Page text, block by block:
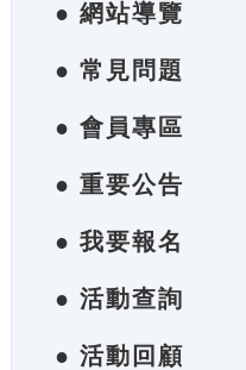
● 網站導覽
● 常見問題
● 會員專區
● 重要公告
● 我要報名
● 活動查詢
● 活動回顧